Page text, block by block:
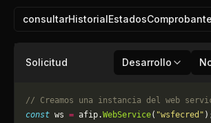
consultarHistorialEstadosComprobante
Solicitud Desarrollo
// Creamos una instancia del web
const ws = afip.WebService( "wsfecred"